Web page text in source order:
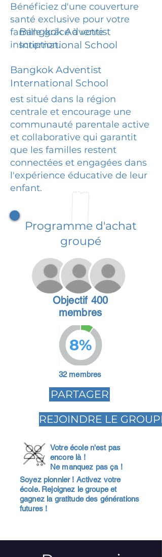
Bénéficiez d'une couverture
santé exclusive pour votre
famille grâce à votre
inscription.
Bangkok Adventist
International School
Bangkok Adventist
International School
est situé dans la région
centrale et encourage une
communauté parentale active
et collaborative qui garantit
que les familles restent
connectées et engagées dans
l'expérience éducative de leur
enfant.
Programme d'achat
groupé
Objectif 400
membres
8%
32 membres
PARTAGER
REJOINDRE LE GROUPE
Votre école n'est pas
encore là !
Ne manquez pas ça !
Soyez pionnier ! Activez votre
école. Rejoignez le groupe et
gagnez la gratitude des générations
futures !